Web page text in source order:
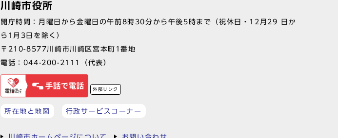
川崎市役所
開庁時間：月曜日から金曜日の午前8時30分から午後5時まで（祝休日・12月29 日か
ら1月3日を除く）
〒210-8577川崎市川崎区宮本町1番地
電話： 044-200-2111 （代表）
外部リンク
所在地と地図 行政サービスコーナー